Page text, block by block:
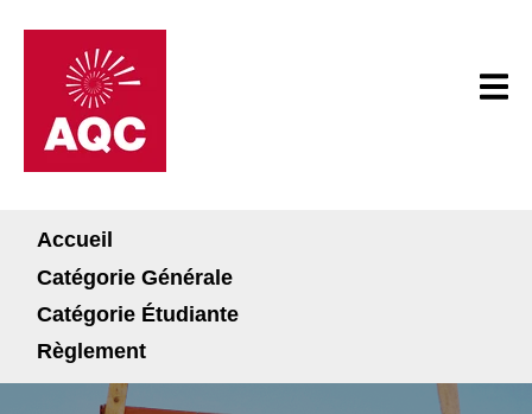
Accueil
Catégorie Générale
Catégorie Étudiante
Règlement